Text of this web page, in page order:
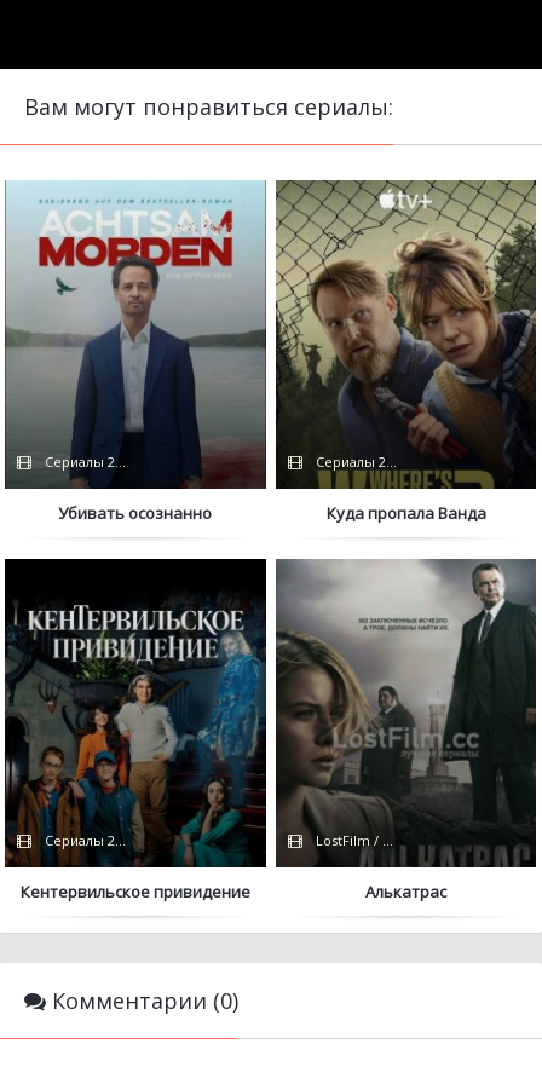
Вам могут понравиться сериалы:
Сериалы 2024 / Coldfilm / Netflix
Убивать осознанно
Сериалы 2024 / TVShows /
Куда пропала Ванда
Сериалы 2021 / NewStudio
Кентервильское привидение
LostFilm / FOX
Алькатрас
Комментарии (0)